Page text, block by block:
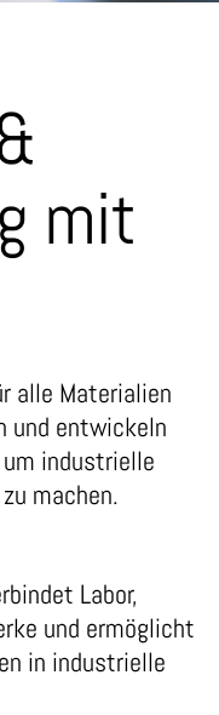
mit
alle Materialien
und entwickeln
industrielle
machen.
Labor,
und ermöglicht
in industrielle